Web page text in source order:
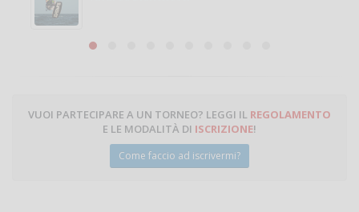
Michele Miglionico
VUOI PARTECIPARE A UN TORNEO? LEGGI IL REGOLAMENTO
E LE MODALITÀ DI ISCRIZIONE!
Come faccio ad iscrivermi?